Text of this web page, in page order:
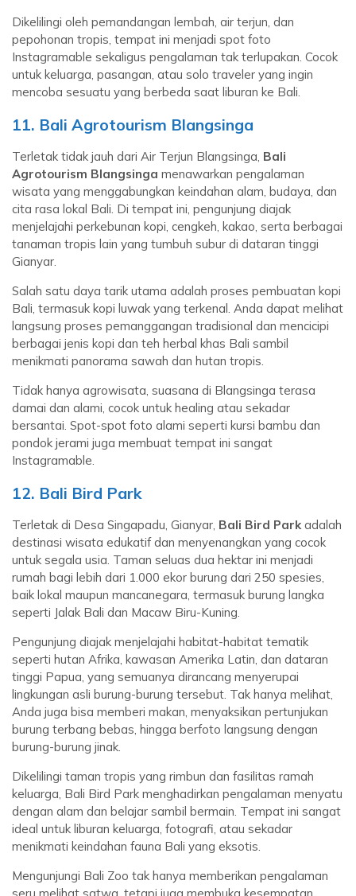
Dikelilingi oleh pemandangan lembah, air terjun, dan
pepohonan tropis, tempat ini menjadi spot foto
Instagramable sekaligus pengalaman tak terlupakan. Cocok
untuk keluarga, pasangan, atau solo traveler yang ingin
mencoba sesuatu yang berbeda saat liburan ke Bali.
11. Bali Agrotourism Blangsinga
Terletak tidak jauh dari Air Terjun Blangsinga, Bali
Agrotourism Blangsinga menawarkan pengalaman
wisata yang menggabungkan keindahan alam, budaya, dan
cita rasa lokal Bali. Di tempat ini, pengunjung diajak
menjelajahi perkebunan kopi, cengkeh, kakao, serta berbagai
tanaman tropis lain yang tumbuh subur di dataran tinggi
Gianyar.
Salah satu daya tarik utama adalah proses pembuatan kopi
Bali, termasuk kopi luwak yang terkenal. Anda dapat melihat
langsung proses pemanggangan tradisional dan mencicipi
berbagai jenis kopi dan teh herbal khas Bali sambil
menikmati panorama sawah dan hutan tropis.
Tidak hanya agrowisata, suasana di Blangsinga terasa
damai dan alami, cocok untuk healing atau sekadar
bersantai. Spot-spot foto alami seperti kursi bambu dan
pondok jerami juga membuat tempat ini sangat
Instagramable.
12. Bali Bird Park
Terletak di Desa Singapadu, Gianyar, Bali Bird Parkadalah
destinasi wisata edukatif dan menyenangkan yang cocok
untuk segala usia. Taman seluas dua hektar ini menjadi
rumah bagi lebih dari 1.000 ekor burung dari 250 spesies,
baik lokal maupun mancanegara, termasuk burung langka
seperti Jalak Bali dan Macaw Biru-Kuning.
Pengunjung diajak menjelajahi habitat-habitat tematik
seperti hutan Afrika, kawasan Amerika Latin, dan dataran
tinggi Papua, yang semuanya dirancang menyerupai
lingkungan asli burung-burung tersebut. Tak hanya melihat,
Anda juga bisa memberi makan, menyaksikan pertunjukan
burung terbang bebas, hingga berfoto langsung dengan
burung-burung jinak.
Dikelilingi taman tropis yang rimbun dan fasilitas ramah
keluarga, Bali Bird Park menghadirkan pengalaman menyatu
dengan alam dan belajar sambil bermain. Tempat ini sangat
ideal untuk liburan keluarga, fotografi, atau sekadar
menikmati keindahan fauna Bali yang eksotis.
Mengunjungi Bali Zoo tak hanya memberikan pengalaman